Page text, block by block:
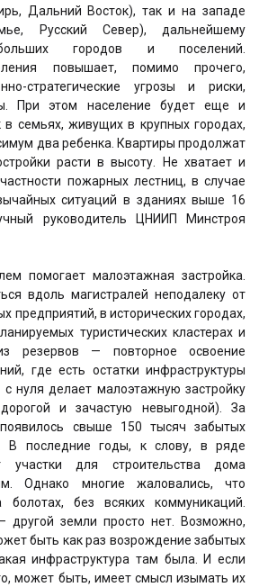
Дальний Восток), так и на западе
Русский Север), дальнейшему
городов и поселений.
повышает, помимо прочего,
стратегические угрозы и риски,
При этом население будет еще и
в семьях, живущих в крупных городах,
два ребенка. Квартиры продолжат
расти в высоту. Не хватает и
пожарных лестниц, в случае
ситуаций в зданиях выше 16
руководитель ЦНИИП Минстроя
помогает малоэтажная застройка.
вдоль магистралей неподалеку от
предприятий, в исторических городах,
туристических кластерах и
резервов — повторное освоение
где есть остатки инфраструктуры
нуля делает малоэтажную застройку
и зачастую невыгодной). За
свыше 150 тысяч забытых
В последние годы, к слову, в ряде
участки для строительства дома
Однако многие жаловались, что
без всяких коммуникаций.
другой земли просто нет. Возможно,
быть как раз возрождение забытых
инфраструктура там была. И если
может быть, имеет смысл изымать их